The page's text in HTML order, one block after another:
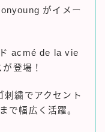
がイメー
acmé de la vie
登場！
刺繍でアクセント
で幅広く活躍。